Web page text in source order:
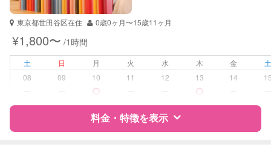
受験対策 小学校受験
学校/塾の補習・宿題
対応科目
国語
社会
東京都世田谷区在住 0歳0ヶ月〜15歳11ヶ月
¥1,800〜 /1時間
土 日 月 火 水 木 金
08
09 10 11 12 13 14
料金・特徴を表示